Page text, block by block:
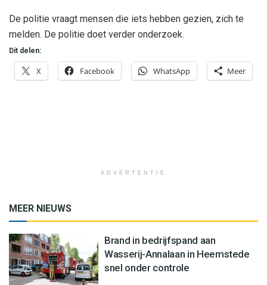
De politie vraagt mensen die iets hebben gezien, zich te
melden. De politie doet verder onderzoek.
Dit delen:
X Facebook WhatsApp Meer
ADVERTENTIE
MEER NIEUWS
Brand in bedrijfspand aan
Wasserij-Annalaan in Heemstede
snel onder controle